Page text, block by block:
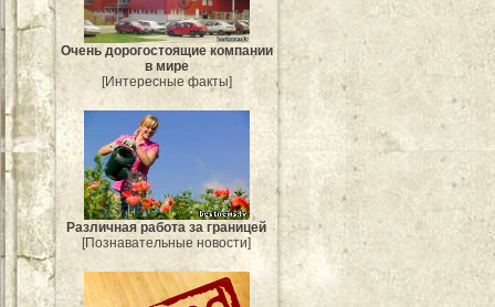
Очень дорогостоящие компании
в мире
[Интересные факты]
Различная работа за границей
[Познавательные новости]